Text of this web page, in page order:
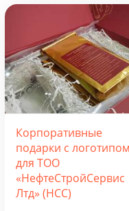
Аксессуары для
Для активных
Для самолетов и
Корпоративные
подарки с логотипом
для ТОО
«НефтеСтройСервис
Лтд» (НСС)